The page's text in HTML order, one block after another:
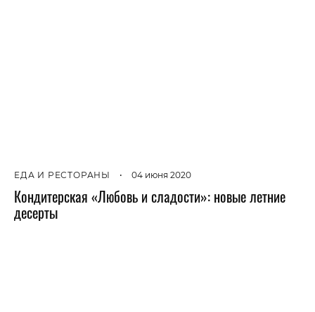
ЕДА И РЕСТОРАНЫ • 04 июня 2020
Кондитерская «Любовь и сладости»: новые летние
десерты